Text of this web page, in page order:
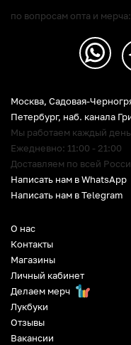
О нас
Контакты
Магазины
Личный кабинет
Делаем мерч
Лукбуки
Отзывы
Вакансии
Москва, Садовая-
Петербург, наб. канала
Мы работаем каждый день
Ежедневно: 11:00 - 21:00
Доставляем по всей
Написать нам в WhatsApp
Написать нам в Telegram
по вопросам опта и мерча: